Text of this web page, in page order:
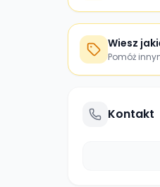
Wiesz
Pomóż
Kontakt